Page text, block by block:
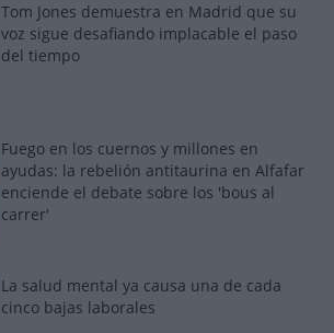
Tom Jones demuestra en Madrid que su
voz sigue desafiando implacable el paso
del tiempo
Fuego en los cuernos y millones en
ayudas: la rebelión antitaurina en Alfafar
enciende el debate sobre los 'bous al
carrer'
La salud mental ya causa una de cada
cinco bajas laborales